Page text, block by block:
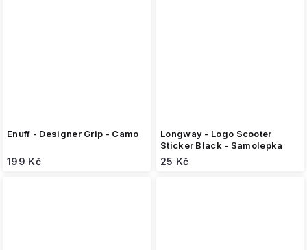
Enuff - Designer Grip - Camo
199 Kč
Longway - Logo Scooter
Sticker Black - Samolepka
25 Kč